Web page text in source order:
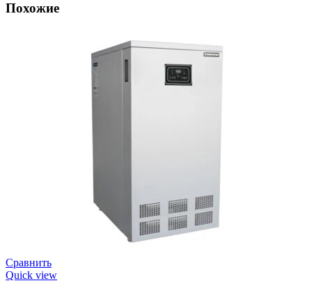
Похожие
Сравнить
Quick view